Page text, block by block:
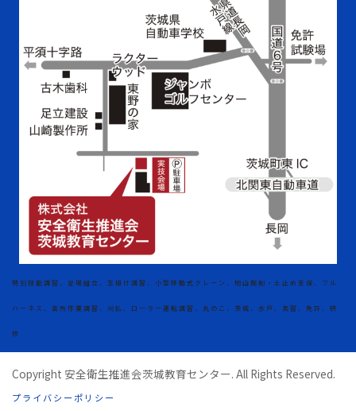
特別技能講習、足場組立、玉掛け講習、小型移動式クレーン、地山掘削・土止め支保、フル
ハーネス、高所作業講習、刈払、ローラー運転講習、丸のこ、茨城、水戸、実習、免許、研
修
Copyright 安全衛生推進会茨城教育センター. All Rights Reserved.
プライバシーポリシー